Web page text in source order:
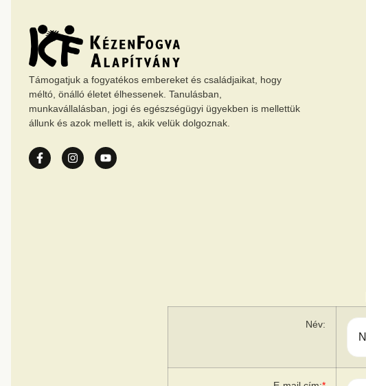
Támogatjuk a fogyatékos embereket és családjaikat, hogy
méltó, önálló életet élhessenek. Tanulásban,
munkavállalásban, jogi és egészségügyi ügyekben is mellettük
állunk és azok mellett is, akik velük dolgoznak.
Név: